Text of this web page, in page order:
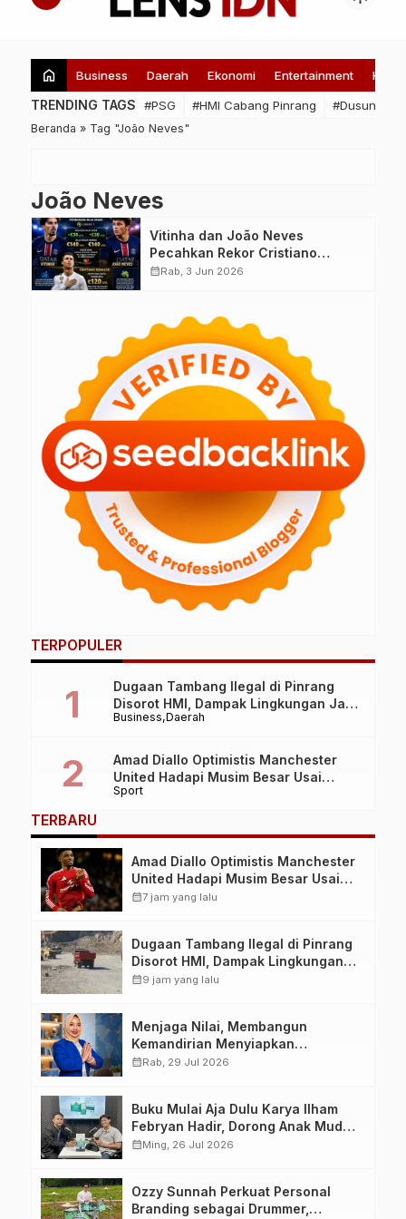
home Business Daerah Ekonomi Entertainment
TRENDING TAGS #PSG #HMI Cabang Pinrang #Dusun
Beranda » Tag "João Neves"
João Neves
Vitinha dan João Neves
Pecahkan Rekor Cristiano
Ronaldo, Jadi Pemain Portugal
calendar_monthRab, 3 Jun 2026
TERPOPULER
Business Daerah
Dugaan Tambang Ilegal di Pinrang
Disorot HMI, Dampak Lingkungan Jadi
Perhatian
Sport
Amad Diallo Optimistis Manchester
United Hadapi Musim Besar Usai
Imbang 1-1 Lawan PSG
TERBARU
Amad Diallo Optimistis Manchester
United Hadapi Musim Besar Usai
Imbang 1-1 Lawan PSG
calendar_month7 jam yang lalu
Dugaan Tambang Ilegal di Pinrang
Disorot HMI, Dampak Lingkungan
Jadi Perhatian
calendar_month9 jam yang lalu
Menjaga Nilai, Membangun
Kemandirian Menyiapkan
Kepemimpinan Ekonomi Perempuan
Jamaah
calendar_monthRab, 29 Jul 2026
Buku Mulai Aja Dulu Karya Ilham
Febryan Hadir, Dorong Anak Muda
Berhenti Menunda dan Mulai
calendar_monthMing, 26 Jul 2026
Ozzy Sunnah Perkuat Personal
Branding sebagai Drummer,